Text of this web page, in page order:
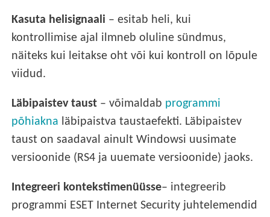
Kasuta helisignaali – esitab heli, kui
kontrollimise ajal ilmneb oluline sündmus,
näiteks kui leitakse oht või kui kontroll on lõpule
viidud.
Läbipaistev taust – võimaldab programmi
põhiakna läbipaistva taustaefekti. Läbipaistev
taust on saadaval ainult Windowsi uusimate
versioonide (RS4 ja uuemate versioonide) jaoks.
Integreeri kontekstimenüüsse– integreerib
programmi ESET Internet Security juhtelemendid